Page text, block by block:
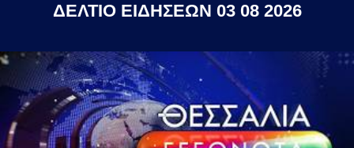
ΔΕΛΤΙΟ ΕΙΔΗΣΕΩΝ 03 08 2026